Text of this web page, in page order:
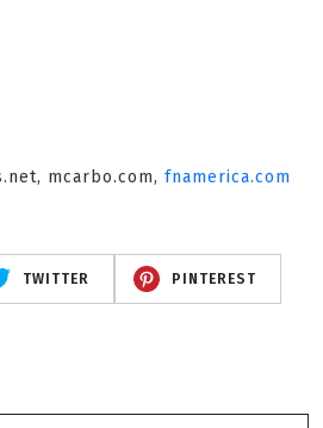
mcarbo.com, fnamerica.com
TWITTER PINTEREST